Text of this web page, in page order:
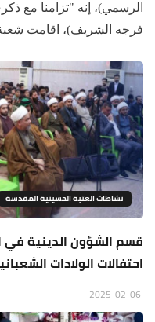
الرسمي)، إنه "تزامنا مع
فرجه الشريف)، اقامت شعبة
نشاطات العتبة الحسينية المقدسة
قسم الشؤون الدينية في
احتفالات الولادات